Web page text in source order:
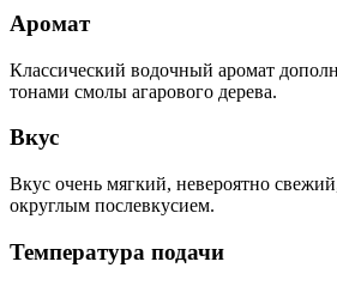
Аромат
Классический водочный аромат
тонами смолы агарового дерева.
Вкус
Вкус очень мягкий, невероятно
округлым послевкусием.
Температура подачи